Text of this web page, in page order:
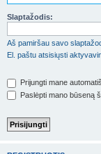
Slaptažodis:
Aš pamiršau savo
El. paštu atsisiųsti
Prijungti mane
Paslėpti mano būseną